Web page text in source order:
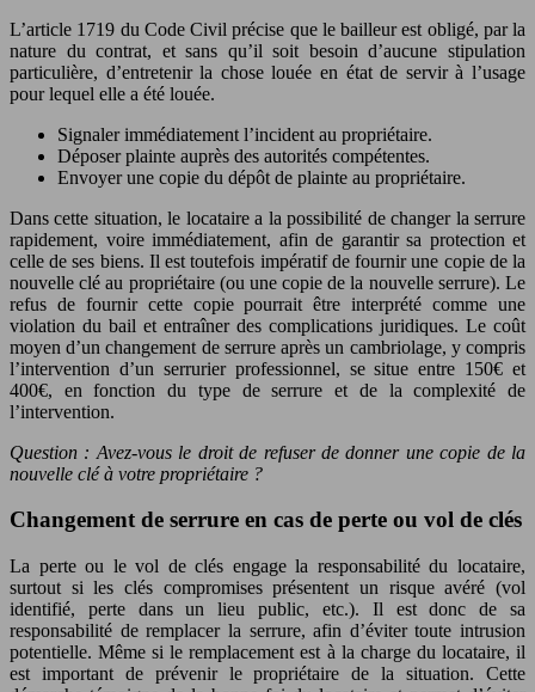
L’article 1719 du Code Civil précise que le bailleur est obligé, par la
nature du contrat, et sans qu’il soit besoin d’aucune stipulation
particulière, d’entretenir la chose louée en état de servir à l’usage
pour lequel elle a été louée.
Signaler immédiatement l’incident au propriétaire.
Déposer plainte auprès des autorités compétentes.
Envoyer une copie du dépôt de plainte au propriétaire.
Dans cette situation, le locataire a la possibilité de changer la serrure
rapidement, voire immédiatement, afin de garantir sa protection et
celle de ses biens. Il est toutefois impératif de fournir une copie de la
nouvelle clé au propriétaire (ou une copie de la nouvelle serrure). Le
refus de fournir cette copie pourrait être interprété comme une
violation du bail et entraîner des complications juridiques. Le coût
moyen d’un changement de serrure après un cambriolage, y compris
l’intervention d’un serrurier professionnel, se situe entre 150€ et
400€, en fonction du type de serrure et de la complexité de
l’intervention.
Question : Avez-vous le droit de refuser de donner une copie de la
nouvelle clé à votre propriétaire ?
Changement de serrure en cas de perte ou vol de clés
La perte ou le vol de clés engage la responsabilité du locataire,
surtout si les clés compromises présentent un risque avéré (vol
identifié, perte dans un lieu public, etc.). Il est donc de sa
responsabilité de remplacer la serrure, afin d’éviter toute intrusion
potentielle. Même si le remplacement est à la charge du locataire, il
est important de prévenir le propriétaire de la situation. Cette